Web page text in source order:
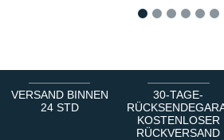
VERSAND BINNEN
24 STD
30-TAGE-
KOSTENLOSER
RÜCKVERSAND